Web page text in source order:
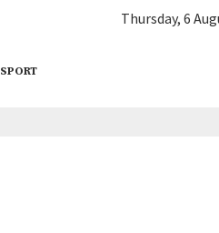
Thursday, 6
SPORT